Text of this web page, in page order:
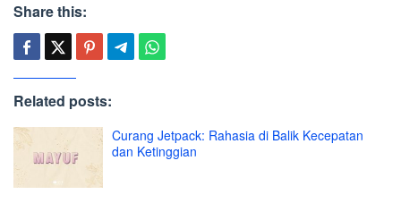
Share this:
Related posts:
Curang Jetpack: Rahasia di Balik Kecepatan
dan Ketinggian